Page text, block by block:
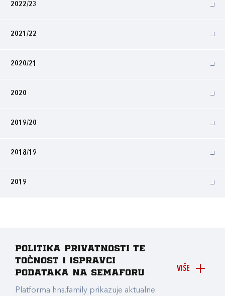
2022/23
2021/22
2020/21
2020
2019/20
2018/19
2019
VIŠE
Politika privatnosti te
točnost i ispravci
podataka na Semaforu
Platforma hns.family prikazuje aktualne